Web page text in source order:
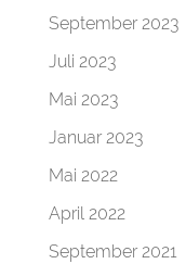
September 2023
Juli 2023
Mai 2023
Januar 2023
Mai 2022
April 2022
September 2021